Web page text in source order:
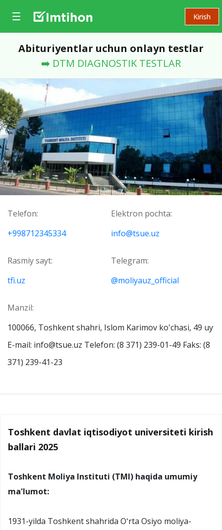
Kirish
Abituriyentlar uchun onlayn testlar
➡️ DTM DIAGNOSTIK TESTLAR
Telefon:
+998712345334
Elektron pochta:
info@tsue.uz
Rasmiy sayt:
tfi.uz
Telegram:
@moliyauz_official
Manzil:
100066, Toshkent shahri, Islom Karimov ko'chasi, 49 uy
E-mail: info@tsue.uz Telefon: (8 371) 239-01-49 Faks: (8
371) 239-41-23
Toshkent davlat iqtisodiyot universiteti kirish
ballari 2025
Toshkent Moliya Instituti (TMI) haqida umumiy
ma'lumot:
1931-yilda Toshkent shahrida Oʻrta Osiyo moliya-